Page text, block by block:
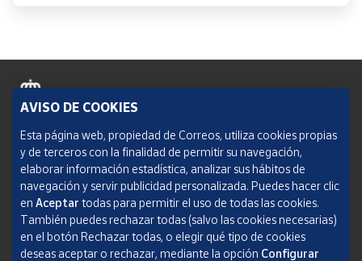
Política de cookies
Aviso legal
Condiciones del servicio
Política de Privacidad Web
AVISO DE COOKIES
Esta página web, propiedad de Correos, utiliza cookies propias
y de terceros con la finalidad de permitir su navegación,
elaborar información estadística, analizar sus hábitos de
navegación y servir publicidad personalizada. Puedes hacer clic
en Aceptar todas para permitir el uso de todas las cookies.
También puedes rechazar todas (salvo las cookies necesarias)
en el botón Rechazar todas, o elegir qué tipo de cookies
deseas aceptar o rechazar, mediante la opción Configurar